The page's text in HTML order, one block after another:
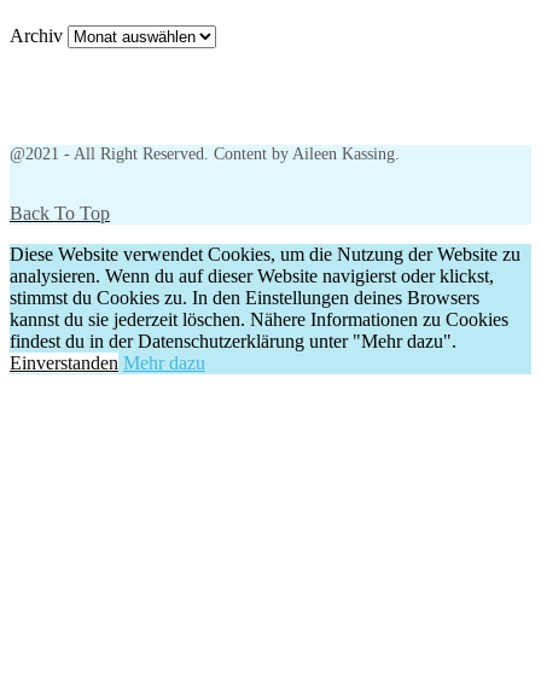
Archiv
@2021 - All Right Reserved. Content by Aileen Kassing.
Back To Top
Diese Website verwendet Cookies, um die Nutzung der Website zu
analysieren. Wenn du auf dieser Website navigierst oder klickst,
stimmst du Cookies zu. In den Einstellungen deines Browsers
kannst du sie jederzeit löschen. Nähere Informationen zu Cookies
findest du in der Datenschutzerklärung unter "Mehr dazu".
Einverstanden Mehr dazu